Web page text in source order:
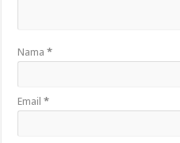
Nama*
Email*